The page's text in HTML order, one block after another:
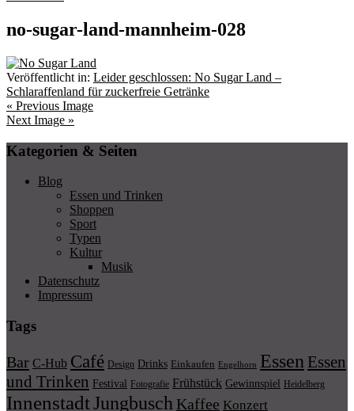
no-sugar-land-mannheim-028
Veröffentlicht in: Leider geschlossen: No Sugar Land –
Schlaraffenland für zuckerfreie Getränke
« Previous Image
Next Image »
Kategorien & Seiten
Blog
Essen und Trinken
Shoppen
Sport
Typen
Kultur
Musik
Datenschutz
Impressum
Tags
Bar C-Hub Café Design Drinks Einkaufen Engelhorn Essen Essen
und Trinken Festival Fotografie Frühstück Gewinnspiel Heidelberg
InnenstadtJungbusch Kaffee Konzert